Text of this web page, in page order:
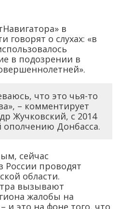
в
говорят о слухах: «в
в подозрении в
что это чья-то
– комментирует
Жучковский, с 2014
Донбасса.
сейчас
России проводят
области.
вызывают
жалобы на